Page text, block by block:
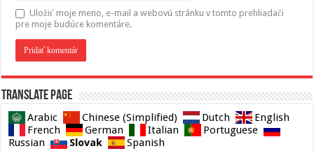
Uložiť moje meno, e-mail a webovú stránku v tomto prehliadači
pre moje budúce komentáre.
Translate page
Arabic Chinese (Simplified) Dutch
English
French
German Italian
Portuguese
Russian
Slovak Spanish